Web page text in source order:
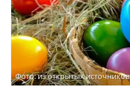
Фото: из открытых источников